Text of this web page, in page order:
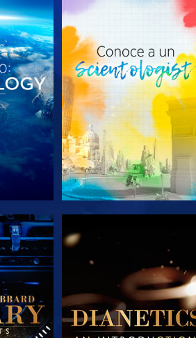
EXPLORA LAS SERIES